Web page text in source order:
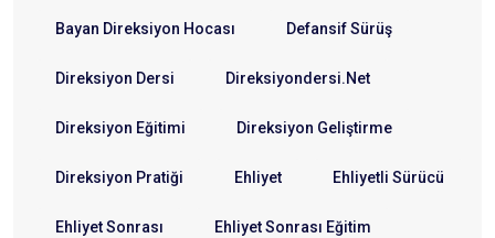
Bayan Direksiyon Hocası Defansif Sürüş
Direksiyon Dersi Direksiyondersi.net
Direksiyon Eğitimi Direksiyon Geliştirme
Direksiyon Pratiği Ehliyet Ehliyetli Sürücü
Ehliyet Sonrası Ehliyet Sonrası Eğitim